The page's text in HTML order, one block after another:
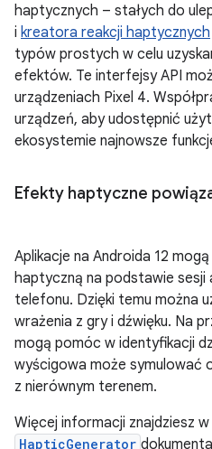
haptycznych – stałych do
i kreatora reakcji haptycznych
typów prostych w celu
efektów. Te interfejsy API
urządzeniach Pixel 4.
urządzeń, aby udostępnić
ekosystemie najnowsze
Efekty haptyczne
Aplikacje na Androida 12
haptyczną na podstawie
telefonu. Dzięki temu można
wrażenia z gry i dźwięku. Na
mogą pomóc w identyfikacji
wyścigowa może symulować
z nierównym terenem.
Więcej informacji znajdziesz w
HapticGenerator